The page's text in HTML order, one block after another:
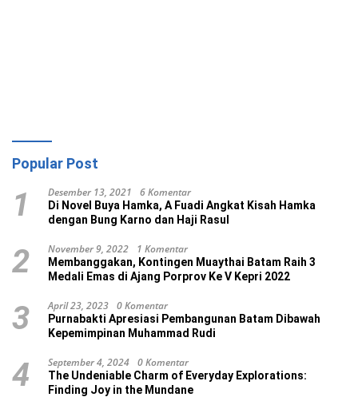
Popular Post
1 Desember 13, 2021 6 Komentar
Di Novel Buya Hamka, A Fuadi Angkat Kisah Hamka
dengan Bung Karno dan Haji Rasul
2 November 9, 2022 1 Komentar
Membanggakan, Kontingen Muaythai Batam Raih 3
Medali Emas di Ajang Porprov Ke V Kepri 2022
3 April 23, 2023 0 Komentar
Purnabakti Apresiasi Pembangunan Batam Dibawah
Kepemimpinan Muhammad Rudi
4 September 4, 2024 0 Komentar
The Undeniable Charm of Everyday Explorations:
Finding Joy in the Mundane